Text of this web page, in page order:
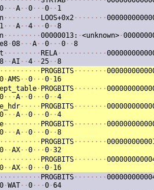
· · ·A · ·0 · · ·0 · · 1
· · · · · · · · · LOOS+0x2 · · · · · · · ·
· · ·A · ·4 · · ·0 · ·8
· · · · · · · · ·00000013: ·<unknown> ·
·08 · · ·A · ·0 · · ·0 · ·8
· · · · · · · · · RELA · · · · · · · · · · · ·
· ·AI · ·4 · ·25 · ·8
· · · · · · · · · · PROGBITS · · · · · · · ·
·AMS · ·0 · · ·0 · 16
· PROGBITS · · · · · · · ·
· · ·A · ·0 · · ·0 · ·4
· · · · · PROGBITS · · · · · · · ·
· · ·A · ·0 · · ·0 · ·4
· · · · · · · · · PROGBITS · · · · · · · ·
· · ·A · ·0 · · ·0 · ·8
· · · · · · · · · · PROGBITS · · · · · · · ·
· ·AX · ·0 · · ·0 ·32
· · · · · · · · · · PROGBITS · · · · · · · ·
· ·AX · ·0 · · ·0 · 16
· · · · · · · · · · PROGBITS · · · · · · · ·
·WAT · ·0 · · ·0 ·64